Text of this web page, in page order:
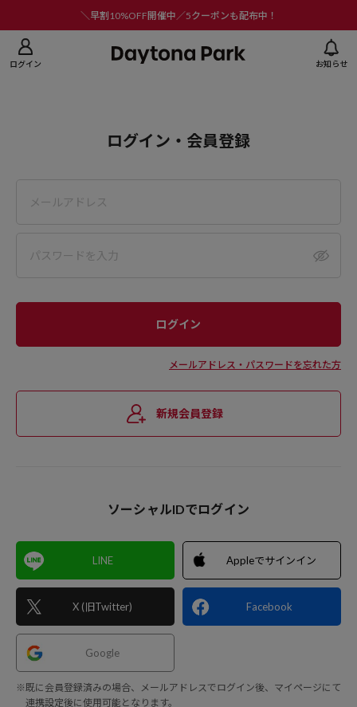
＼早割10%OFF開催中／5クーポンも配布中！
ログイン お知らせ
ログイン・会員登録
メールアドレス・パスワードを忘れた方
新規会員登録
ソーシャルIDでログイン
LINE
X (旧Twitter)
Appleでサインイン
Facebook
Google
※既に会員登録済みの場合、メールアドレスでログイン後、マイページにて
連携設定後に使用可能となります。